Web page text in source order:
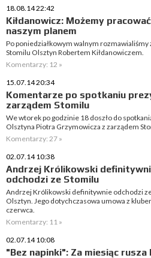
18.08.14 22:42
Kiłdanowicz: Możemy
naszym planem
Po poniedziałkowym walnym rozmawialiśmy
Stomilu Olsztyn Robertem Kiłdanowiczem.
Komentarzy: 12 »
15.07.14 20:34
Komentarze po spotkaniu
zarządem Stomilu
We wtorek po godzinie 18 doszło do
Olsztyna Piotra Grzymowicza z zarządem
Komentarzy: 27 »
02.07.14 10:38
Andrzej Królikowski
odchodzi ze Stomilu
Andrzej Królikowski definitywnie odchodzi
Olsztyn. Jego dotychczasowa umowa z
czerwca.
Komentarzy: 11 »
02.07.14 10:08
"Bez napinki": Za miesiąc rusza